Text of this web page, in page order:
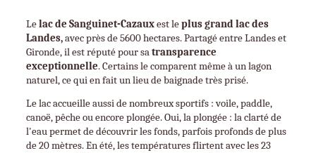
Le lac de Sanguinet-Cazaux est le plus grand lac des
Landes, avec près de 5600 hectares. Partagé entre Landes et
Gironde, il est réputé pour sa transparence
exceptionnelle. Certains le comparent même à un lagon
naturel, ce qui en fait un lieu de baignade très prisé.
Le lac accueille aussi de nombreux sportifs : voile, paddle,
canoë, pêche ou encore plongée. Oui, la plongée : la clarté de
l'eau permet de découvrir les fonds, parfois profonds de plus
de 20 mètres. En été, les températures flirtent avec les 23